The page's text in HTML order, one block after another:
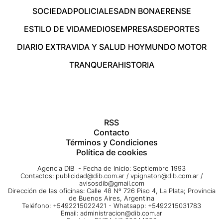
SOCIEDADPOLICIALESADN BONAERENSE
ESTILO DE VIDAMEDIOSEMPRESASDEPORTES
DIARIO EXTRAVIDA Y SALUD HOYMUNDO MOTOR
TRANQUERAHISTORIA
RSS
Contacto
Términos y Condiciones
Política de cookies
Agencia DIB - Fecha de Inicio: Septiembre 1993
Contactos: publicidad@dib.com.ar / vpignaton@dib.com.ar /
avisosdib@gmail.com
Dirección de las oficinas: Calle 48 Nº 726 Piso 4, La Plata; Provincia
de Buenos Aires, Argentina
Teléfono: +5492215022421 - Whatsapp: +5492215031783
Email: administracion@dib.com.ar